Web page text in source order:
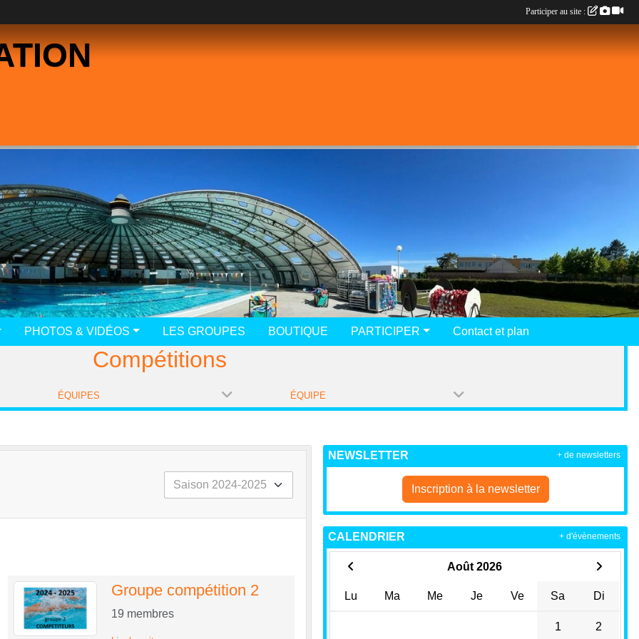
PHOTOS & VIDÉOS LES GROUPES BOUTIQUE PARTICIPER Contact et plan
Compétitions
ÉQUIPES ÉQUIPE
Groupe compétition 2
19 membres
NEWSLETTER
Inscription à la newsletter
+ de newsletters
CALENDRIER
Août 2026
Lu Ma Me Je Ve Sa Di
1 2
+ d'évènements
Participer au site :